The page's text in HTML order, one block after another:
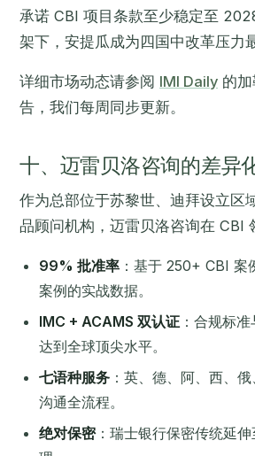
承诺 CBI 项目条款至少稳定至
架下，安提瓜成为四国中改革压力
详细市场动态请参阅 IMI Daily 的
告，我们每周同步更新。
十、迈雷贝洛咨询的差异
作为总部位于苏黎世、迪拜设立区
品顾问机构，迈雷贝洛咨询在 CBI
99% 批准率 ：基于 250+ CBI
案例的实战数据。
IMC + ACAMS 双认证 ：合规标
达到全球顶尖水平。
七语种服务 ：英、德、阿、西、
沟通全流程。
绝对保密：瑞士银行保密传统延